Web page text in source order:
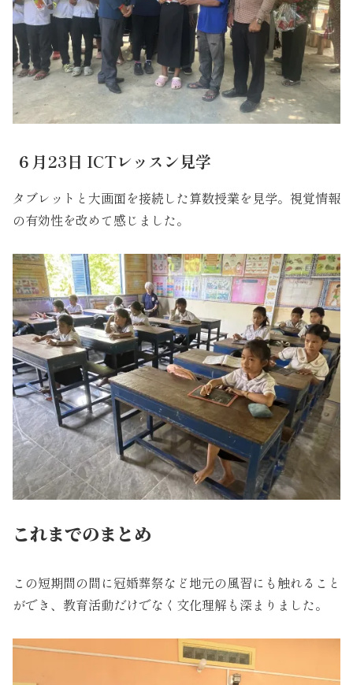
６月23日 ICTレッスン見学
タブレットと大画面を接続した算数授業を見学。視覚情報
の有効性を改めて感じました。
これまでのまとめ
この短期間の間に冠婚葬祭など地元の風習にも触れること
ができ、教育活動だけでなく文化理解も深まりました。